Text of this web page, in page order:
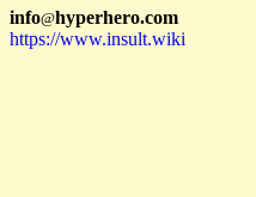
info@hyperhero.com
https://www.insult.wiki